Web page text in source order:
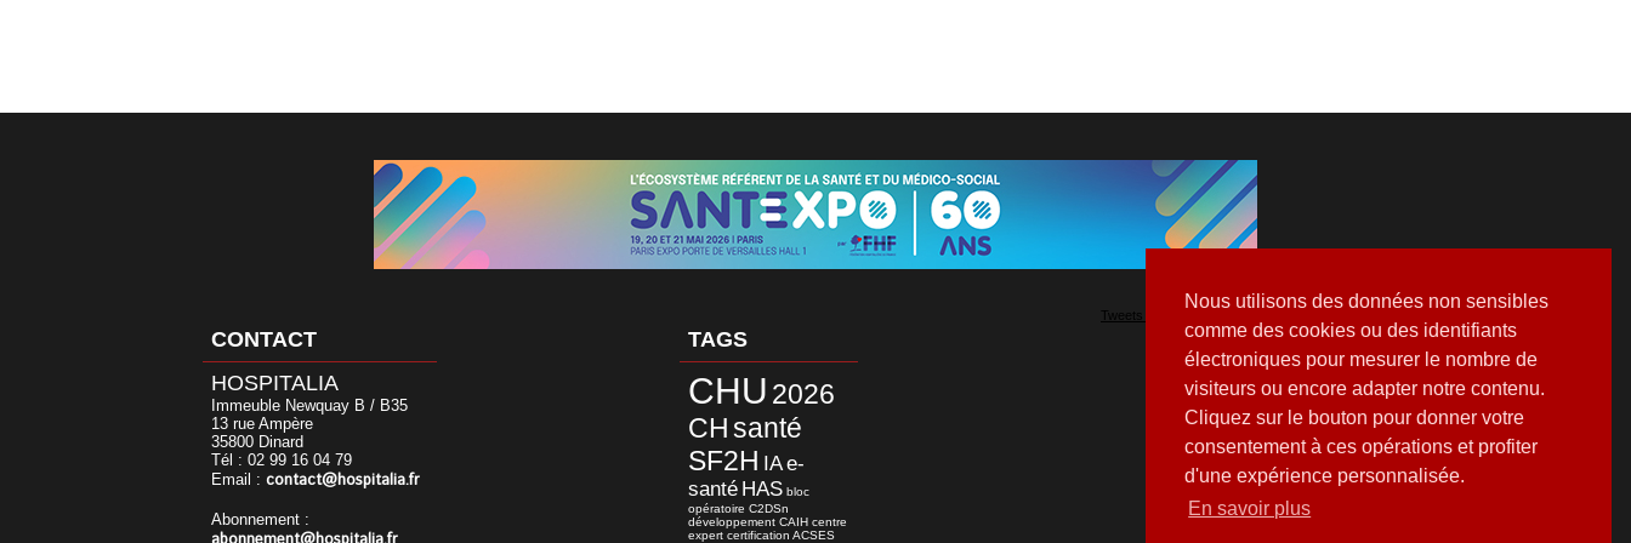
Nous utilisons des données non sensibles
comme des cookies ou des identifiants
électroniques pour mesurer le nombre de
visiteurs ou encore adapter notre contenu.
Cliquez sur le bouton pour donner votre
consentement à ces opérations et profiter
d'une expérience personnalisée.
En savoir plus
CONTACT
HOSPITALIA
Immeuble Newquay B / B35
13 rue Ampère
35800 Dinard
Tél : 02 99 16 04 79
Email : contact@hospitalia.fr
Abonnement :
TAGS
CHU 2026
CHsanté
SF2H IAe-
santé HAS bloc
opératoire C2DSn
développement CAIH centre
expert certification ACSES
Tweets by Hospitalia_Mag